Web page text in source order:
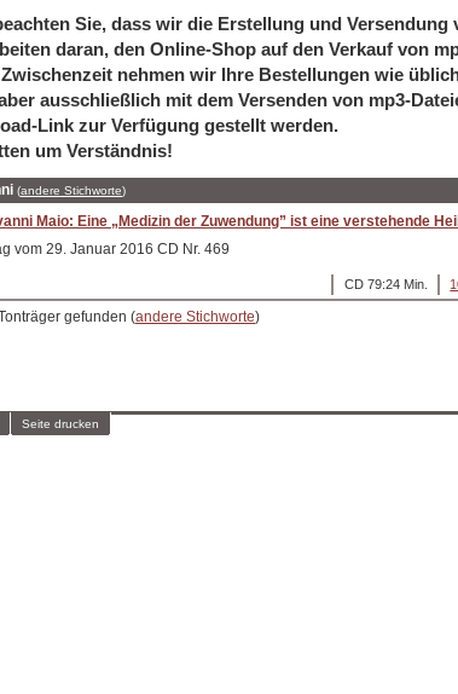
Sie, dass wir die Erstellung und Versendung
daran, den Online-Shop auf den Verkauf von
nehmen wir Ihre Bestellungen wie
ausschließlich mit dem Versenden von mp3-
Link zur Verfügung gestellt werden.
um Verständnis!
(andere Stichworte)
Maio: Eine „Medizin der Zuwendung” ist eine verstehende
vom 29. Januar 2016 CD Nr. 469
CD 79:24 Min.
gefunden (andere Stichworte)
Seite drucken